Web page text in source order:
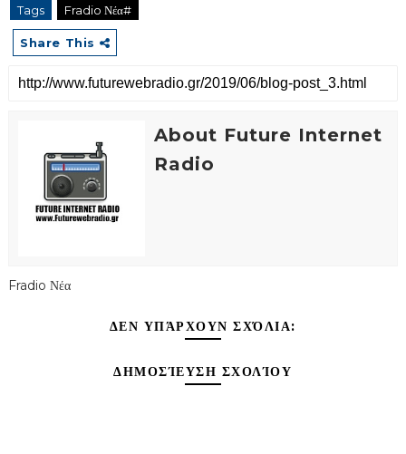
Tags Fradio Νέα#
Share This
About Future Internet
Radio
Fradio Νέα
ΔΕΝ ΥΠΆΡΧΟΥΝ ΣΧΌΛΙΑ:
ΔΗΜΟΣΊΕΥΣΗ ΣΧΟΛΊΟΥ